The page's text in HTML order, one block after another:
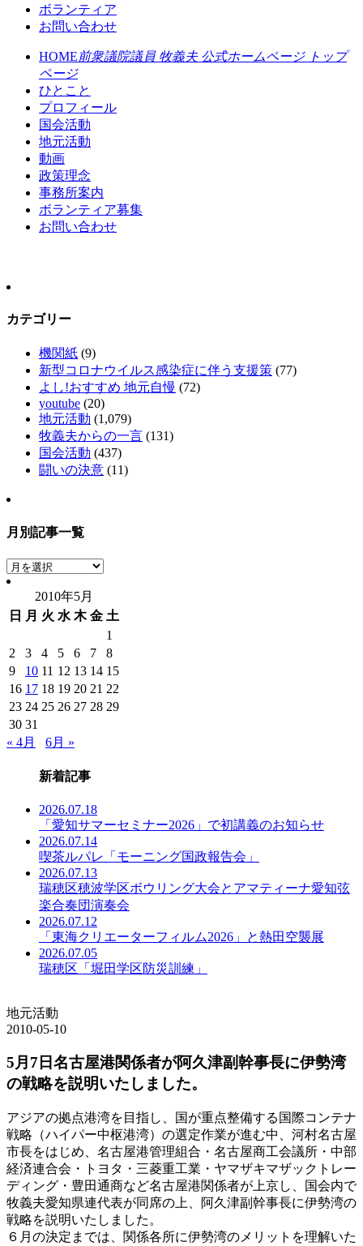
ボランティア
お問い合わせ
HOME前衆議院議員 牧義夫 公式ホームページ トップ
ページ
ひとこと
プロフィール
国会活動
地元活動
動画
政策理念
事務所案内
ボランティア募集
お問い合わせ
カテゴリー
機関紙 (9)
新型コロナウイルス感染症に伴う支援策 (77)
よし!おすすめ 地元自慢 (72)
youtube (20)
地元活動 (1,079)
牧義夫からの一言 (131)
国会活動 (437)
闘いの決意 (11)
月別記事一覧
月
別
事
覧
2010年5月
日
月 火 水 木 金 土
1
2
3 4 5 6 7
8
9
10 11 12 13 14 15
16 17 18 19 20 21 22
23 24 25 26 27 28 29
30 31
« 4月
6月 »
新着記事
2026.07.18
「愛知サマーセミナー2026」で初講義のお知らせ
2026.07.14
喫茶ルパレ「モーニング国政報告会」
2026.07.13
瑞穂区穂波学区ボウリング大会とアマティーナ愛知弦
楽合奏団演奏会
2026.07.12
「東海クリエーターフィルム2026」と熱田空襲展
2026.07.05
瑞穂区「堀田学区防災訓練」
地元活動
2010-05-10
5月7日名古屋港関係者が阿久津副幹事長に伊勢湾
の戦略を説明いたしました。
アジアの拠点港湾を目指し、国が重点整備する国際コンテナ
戦略（ハイパー中枢港湾）の選定作業が進む中、河村名古屋
市長をはじめ、名古屋港管理組合・名古屋商工会議所・中部
経済連合会・トヨタ・三菱重工業・ヤマザキマザックトレー
ディング・豊田通商など名古屋港関係者が上京し、国会内で
牧義夫愛知県連代表が同席の上、阿久津副幹事長に伊勢湾の
戦略を説明いたしました。
６月の決定までは、関係各所に伊勢湾のメリットを理解いた